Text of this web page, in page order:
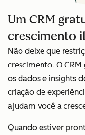
Um CRM
crescimento
Não deixe que
crescimento. O
os dados e insights
criação de
ajudam você a
Quando estiver